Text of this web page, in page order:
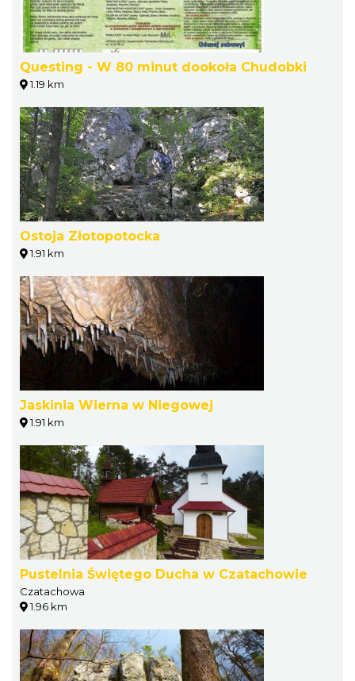
Questing - W 80 minut dookoła Chudobki
1.19 km
Ostoja Złotopotocka
1.91 km
Jaskinia Wierna w Niegowej
1.91 km
Pustelnia Świętego Ducha w Czatachowie
Czatachowa
1.96 km